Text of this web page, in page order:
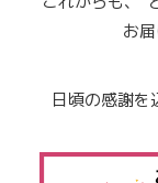
お
日頃の感謝を